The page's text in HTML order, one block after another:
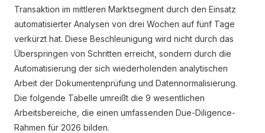
Transaktion im mittleren Marktsegment durch den Einsatz
automatisierter Analysen von drei Wochen auf fünf Tage
verkürzt hat. Diese Beschleunigung wird nicht durch das
Überspringen von Schritten erreicht, sondern durch die
Automatisierung der sich wiederholenden analytischen
Arbeit der Dokumentenprüfung und Datennormalisierung.
Die folgende Tabelle umreißt die 9 wesentlichen
Arbeitsbereiche, die einen umfassenden Due-Diligence-
Rahmen für 2026 bilden.